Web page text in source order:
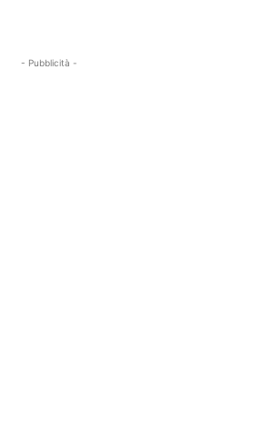
- Pubblicità -